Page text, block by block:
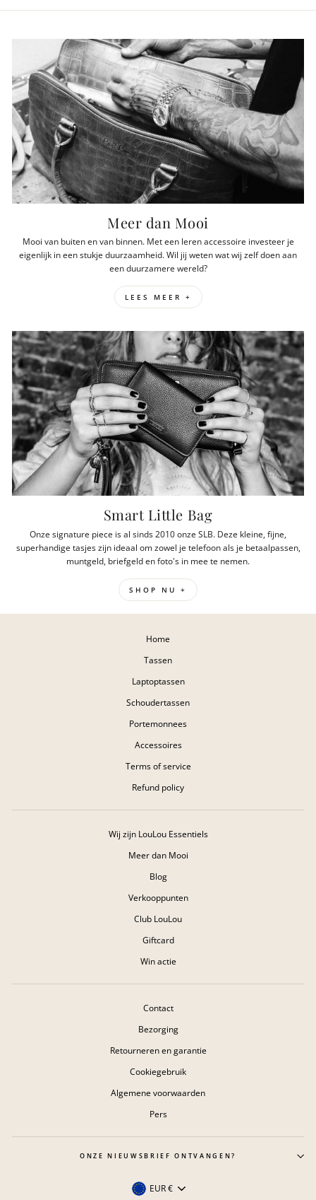
Meer dan Mooi
Mooi van buiten en van binnen. Met een leren accessoire investeer je
eigenlijk in een stukje duurzaamheid. Wil jij weten wat wij zelf doen aan
een duurzamere wereld?
LEES MEER +
Smart Little Bag
Onze signature piece is al sinds 2010 onze SLB. Deze kleine, fijne,
superhandige tasjes zijn ideaal om zowel je telefoon als je betaalpassen,
muntgeld, briefgeld en foto's in mee te nemen.
SHOP NU +
Home
Tassen
Laptoptassen
Schoudertassen
Portemonnees
Accessoires
Terms of service
Refund policy
Wij zijn LouLou Essentiels
Meer dan Mooi
Blog
Verkooppunten
Club LouLou
Giftcard
Win actie
Contact
Bezorging
Retourneren en garantie
Cookiegebruik
Algemene voorwaarden
Pers
ONZE NIEUWSBRIEF ONTVANGEN?
Valuta
EUR €